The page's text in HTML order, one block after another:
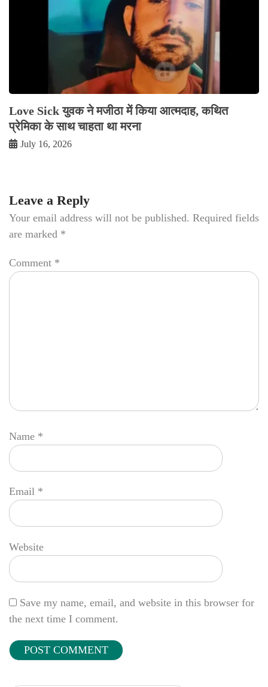
Love Sick युवक ने मजीठा में किया आत्मदाह, कथित
प्रेमिका के साथ चाहता था मरना
July 16, 2026
Leave a Reply
Your email address will not be published. Required fields
are marked *
Comment *
Name *
Email *
Website
Save my name, email, and website in this browser for
the next time I comment.